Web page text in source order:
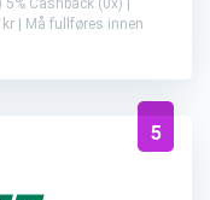
Cashback (0x) |
| Må fullføres innen
5